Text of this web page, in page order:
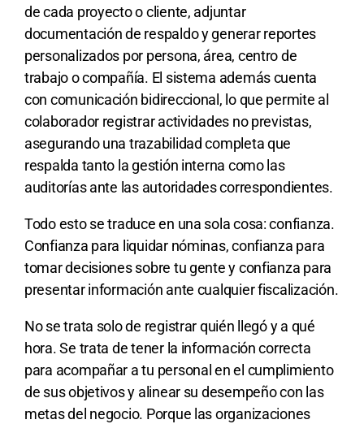
de cada proyecto o cliente, adjuntar
documentación de respaldo y generar reportes
personalizados por persona, área, centro de
trabajo o compañía. El sistema además cuenta
con comunicación bidireccional, lo que permite al
colaborador registrar actividades no previstas,
asegurando una trazabilidad completa que
respalda tanto la gestión interna como las
auditorías ante las autoridades correspondientes.
Todo esto se traduce en una sola cosa: confianza.
Confianza para liquidar nóminas, confianza para
tomar decisiones sobre tu gente y confianza para
presentar información ante cualquier fiscalización.
No se trata solo de registrar quién llegó y a qué
hora. Se trata de tener la información correcta
para acompañar a tu personal en el cumplimiento
de sus objetivos y alinear su desempeño con las
metas del negocio. Porque las organizaciones